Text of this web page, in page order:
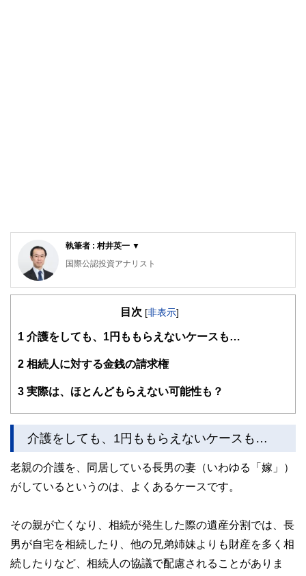
執筆者 : 村井英一 ▼
国際公認投資アナリスト
1級ファイナンシャル・プランニング技能士、日本証券アナ
大手証券会社で法人営業、個人営業、投資相談業務を担当。
談者の立場にたった顧客本位のコンサルタントを行う。特
分野とする。近年は、ひきこもりや精神障害者家族の生活設
目次 [非表示]
1 介護をしても、1円ももらえないケースも…
2 相続人に対する金銭の請求権
3 実際は、ほとんどもらえない可能性も？
介護をしても、1円ももらえないケースも…
老親の介護を、同居している長男の妻（いわゆる「嫁」）
がしているというのは、よくあるケースです。
その親が亡くなり、相続が発生した際の遺産分割では、長
男が自宅を相続したり、他の兄弟姉妹よりも財産を多く相
続したりなど、相続人の協議で配慮されることがありま